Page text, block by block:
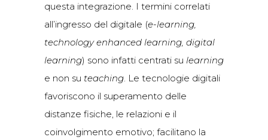
questa integrazione. I termini correlati
all’ingresso del digitale (e-learning,
technology enhanced learning, digital
learning) sono infatti centrati su learning
e non su teaching. Le tecnologie digitali
favoriscono il superamento delle
distanze fisiche, le relazioni e il
coinvolgimento emotivo; facilitano la